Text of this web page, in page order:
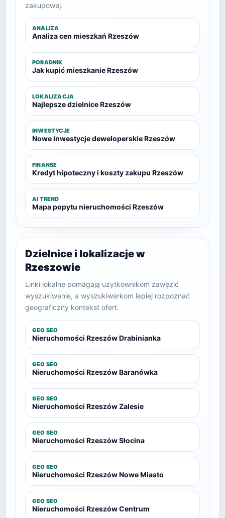
zakupowej.
ANALIZA
Analiza cen mieszkań Rzeszów
PORADNIK
Jak kupić mieszkanie Rzeszów
LOKALIZACJA
Najlepsze dzielnice Rzeszów
INWESTYCJE
Nowe inwestycje deweloperskie Rzeszów
FINANSE
Kredyt hipoteczny i koszty zakupu Rzeszów
AI TREND
Mapa popytu nieruchomości Rzeszów
Dzielnice i lokalizacje w
Rzeszowie
Linki lokalne pomagają użytkownikom zawęzić
wyszukiwanie, a wyszukiwarkom lepiej rozpoznać
geograficzny kontekst ofert.
GEO SEO
Nieruchomości Rzeszów Drabinianka
GEO SEO
Nieruchomości Rzeszów Baranówka
GEO SEO
Nieruchomości Rzeszów Zalesie
GEO SEO
Nieruchomości Rzeszów Słocina
GEO SEO
Nieruchomości Rzeszów Nowe Miasto
GEO SEO
Nieruchomości Rzeszów Centrum